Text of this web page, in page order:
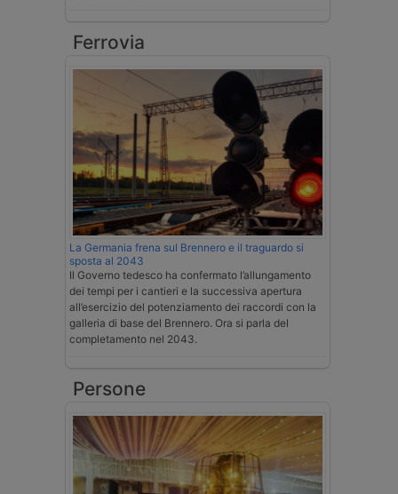
Ferrovia
La Germania frena sul Brennero e il traguardo si
sposta al 2043
Il Governo tedesco ha confermato l’allungamento
dei tempi per i cantieri e la successiva apertura
all’esercizio del potenziamento dei raccordi con la
galleria di base del Brennero. Ora si parla del
completamento nel 2043.
Persone